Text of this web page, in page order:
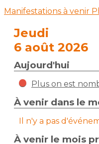
Manifestations à venir
Jeudi
6 août 2026
Aujourd'hui
Plus on est
À venir dans le
Il n'y a pas
À venir le mois